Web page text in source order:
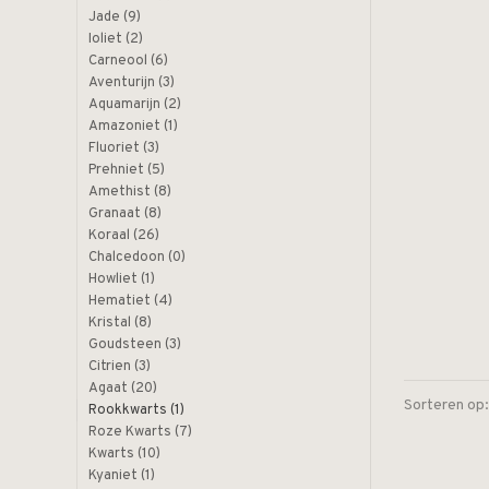
Jade (9)
Ioliet (2)
Carneool (6)
Aventurijn (3)
Aquamarijn (2)
Amazoniet (1)
Fluoriet (3)
Prehniet (5)
Amethist (8)
Granaat (8)
Koraal (26)
Chalcedoon (0)
Howliet (1)
Hematiet (4)
Kristal (8)
Goudsteen (3)
Citrien (3)
Agaat (20)
Rookkwarts (1)
Roze Kwarts (7)
Kwarts (10)
Kyaniet (1)
Sorteren op: